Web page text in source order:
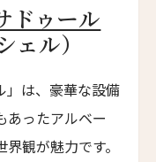
ドゥール
ェル）
」は、豪華な設備
あったアルベー
観が魅力です。